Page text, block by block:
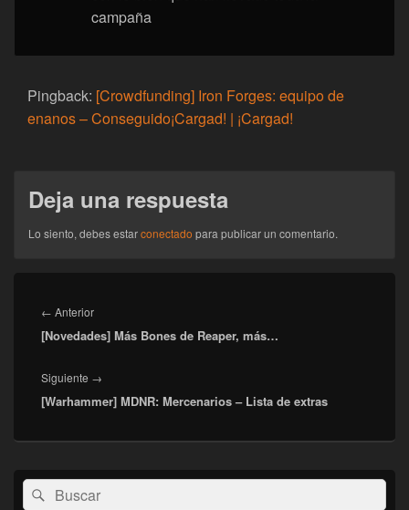
campaña
Pingback: [Crowdfunding] Iron Forges: equipo de
enanos – Conseguido¡Cargad! | ¡Cargad!
Deja una respuesta
Lo siento, debes estarconectado para publicar un comentario.
de
entradas
← AnteriorEntrada
anterior:
[Novedades] Más Bones de Reaper, más…
Siguiente →
siguiente:
[Warhammer] MDNR: Mercenarios – Lista de extras
El
área
BuscarBuscar